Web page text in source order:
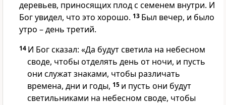
деревьев, приносящих плод с семенем внутри. И
Бог увидел, что это хорошо. 13 Был вечер, и было
утро – день третий.
14 И Бог сказал: «Да будут светила на небесном
своде, чтобы отделять день от ночи, и пусть
они служат знаками, чтобы различать
времена, дни и годы, 15 и пусть они будут
светильниками на небесном своде, чтобы